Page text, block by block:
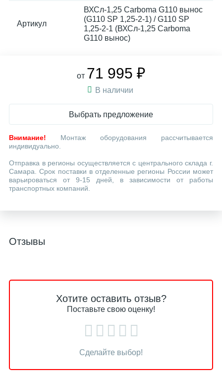
Артикул
ВХСл-1,25 Carboma G110 вынос
(G110 SР 1,25-2-1) / G110 SР
1,25-2-1 (ВХСл-1,25 Carboma
G110 вынос)
от 71 995 ₽
В наличии
Выбрать предложение
Внимание! Монтаж оборудования рассчитывается
индивидуально.
Отправка в регионы осуществляется с центрального склада г.
Самара. Срок поставки в отделенные регионы России может
варьироваться от 9-15 дней, в зависимости от работы
транспортных компаний.
Отзывы
Хотите оставить отзыв?
Поставьте свою оценку!
Сделайте выбор!